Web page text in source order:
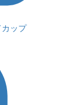
ップ